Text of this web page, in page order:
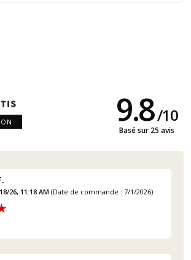
9.8/10
Basé sur 25 avis
26, 11:18 AM (Date de commande : 7/1/2026)